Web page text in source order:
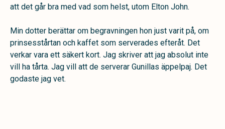
att det går bra med vad som helst, utom Elton John.
Min dotter berättar om begravningen hon just varit på, om
prinsesstårtan och kaffet som serverades efteråt. Det
verkar vara ett säkert kort. Jag skriver att jag absolut inte
vill ha tårta. Jag vill att de serverar Gunillas äppelpaj. Det
godaste jag vet.